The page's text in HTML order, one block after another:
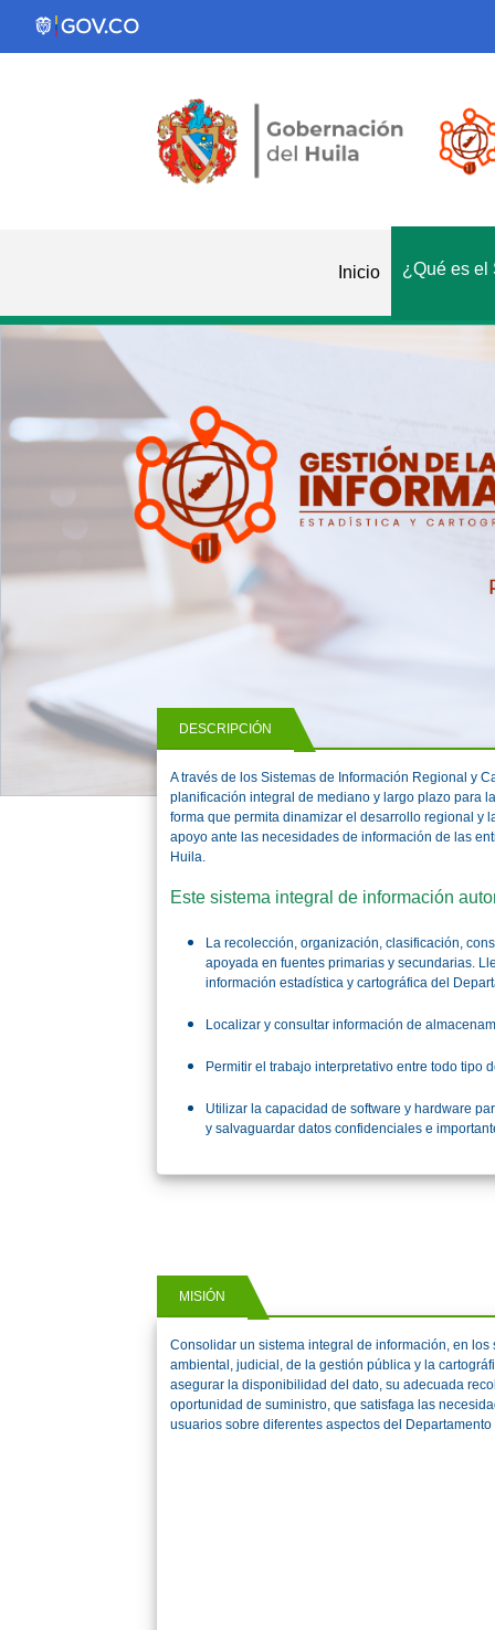
Inicio ¿Qué es el
DESCRIPCIÓN
A través de los Sistemas de Información Regional y
planificación integral de mediano y largo plazo para
forma que permita dinamizar el desarrollo regional y
apoyo ante las necesidades de información de las
Huila.
Este sistema integral de información
La recolección, organización, clasificación,
apoyada en fuentes primarias y secundarias.
información estadística y cartográfica del
Localizar y consultar información de
Permitir el trabajo interpretativo entre todo tipo
Utilizar la capacidad de software y hardware
y salvaguardar datos confidenciales e
MISIÓN
Consolidar un sistema integral de información, en
ambiental, judicial, de la gestión pública y la
asegurar la disponibilidad del dato, su adecuada
oportunidad de suministro, que satisfaga las
usuarios sobre diferentes aspectos del